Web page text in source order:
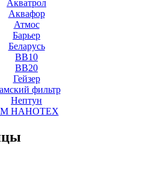
Акватрол
Аквафор
Атмос
Барьер
Беларусь
ВВ10
ВВ20
Гейзер
фильтр
Нептун
НАНОТЕХ